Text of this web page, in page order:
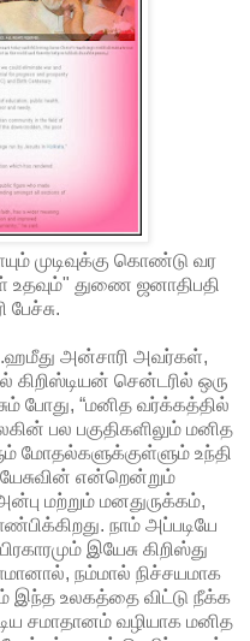
முடிவுக்கு கொண்டு வர
துணை ஜனாதிபதி
பேச்சு.
அன்சாரி அவர்கள்,
கிறிஸ்டியன் சென்டரில் ஒரு
போது, “மனித வர்க்கத்தில்
பல பகுதிகளிலும் மனித
மோதல்களுக்குள்ளும் உந்தி
என்றென்றும்
மற்றும் மனதுருக்கம்,
நாம் அப்படியே
இயேசு கிறிஸ்து
நம்மால் நிச்சயமாக
இந்த‌ உலகத்தை விட்டு நீக்க
சமாதானம் வழியாக மனித